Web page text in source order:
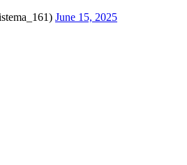
June 15, 2025